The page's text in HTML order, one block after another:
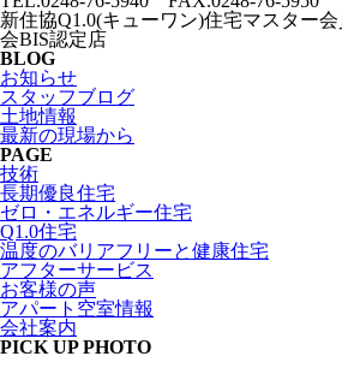
新住協Q1.0(キューワン)住宅マスター
会BIS認定店
BLOG
お知らせ
スタッフブログ
土地情報
最新の現場から
PAGE
技術
長期優良住宅
ゼロ・エネルギー住宅
Q1.0住宅
温度のバリアフリーと健康住宅
アフターサービス
お客様の声
アパート空室情報
会社案内
PICK UP PHOTO